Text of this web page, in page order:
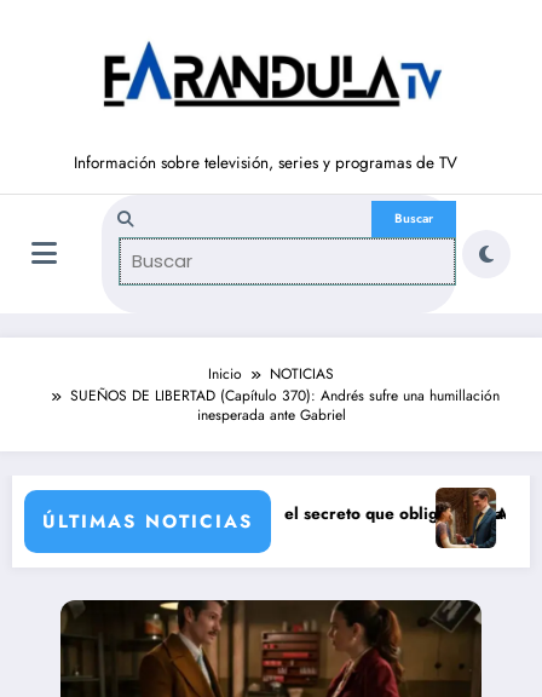
Información sobre televisión, series y programas de TV
Inicio
NOTICIAS
SUEÑOS DE LIBERTAD (Capítulo 370): Andrés sufre una humillación
inesperada ante Gabriel
ÚLTIMAS NOTICIAS
a Bianca
SALVAJE (7 de agosto): el secreto que obliga a Luisa a huir
Avance ‘LA